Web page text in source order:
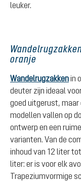
leuker.
oranje
Wandelrugzakkenin
deuter zijn ideaal
goed uitgerust, maar
modellen vallen op
ontwerp en een
varianten. Van de
inhoud van 12 liter
liter: er is voor elk
Trapeziumvormige